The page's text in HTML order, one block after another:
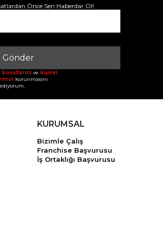
Önce Sen Haberdar Ol!
Gönder
koşullarını ve kişisel
korunmasını
KURUMSAL
Bizimle Çalış
Franchise Başvurusu
İş Ortaklığı Başvurusu